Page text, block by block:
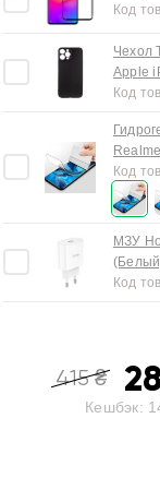
Код
Чехол
Apple
Код
Код
МЗУ
Код
415₴
Кешбэк: